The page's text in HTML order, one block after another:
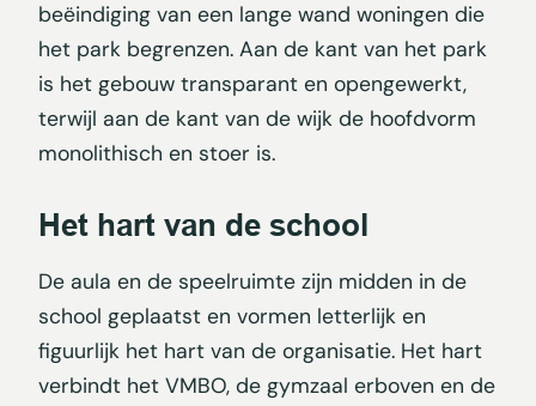
beëindiging van een lange wand woningen die
het park begrenzen. Aan de kant van het park
is het gebouw transparant en opengewerkt,
terwijl aan de kant van de wijk de hoofdvorm
monolithisch en stoer is.
Het hart van de school
De aula en de speelruimte zijn midden in de
school geplaatst en vormen letterlijk en
figuurlijk het hart van de organisatie. Het hart
verbindt het VMBO, de gymzaal erboven en de